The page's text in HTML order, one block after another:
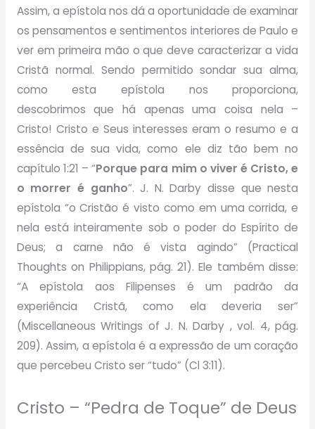
Assim, a epístola nos dá a oportunidade de examinar
os pensamentos e sentimentos interiores de Paulo e
ver em primeira mão o que deve caracterizar a vida
Cristã normal. Sendo permitido sondar sua alma,
como esta epístola nos proporciona,
descobrimosque há apenas uma coisa nela –
Cristo! Cristo e Seus interesses eram o resumo e a
essência de sua vida, como ele diz tão bem no
capítulo 1:21 –“Porque para mim o viver é Cristo, e
o morrer é ganho”. J. N. Darby disse que nesta
epístola “o Cristão é visto como em uma corrida, e
nela está inteiramente sob o poder do Espírito de
Deus; a carne não é vista agindo” (Practical
Thoughts on Philippians, pág. 21). Ele também disse:
“A epístola aos Filipenses é um padrão da
experiência Cristã, como ela deveria ser”
(Miscellaneous Writings of J. N. Darby , vol. 4, pág.
209). Assim, a epístola é a expressão de um coração
que percebeu Cristo ser“tudo”(Cl 3:11).
Cristo – “Pedra de Toque” de Deus